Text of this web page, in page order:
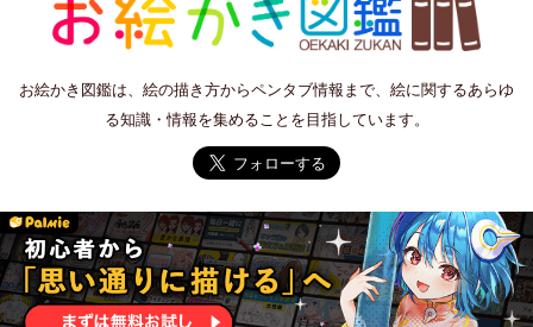
お絵かき図鑑は、絵の描き方からペンタブ情報まで、絵に関するあらゆ
る知識・情報を集めることを目指しています。